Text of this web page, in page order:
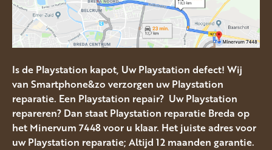
Is de Playstation kapot, Uw Playstation defect! Wij
van Smartphone&zo verzorgen uw Playstation
reparatie. Een Playstation repair? Uw Playstation
repareren? Dan staat Playstation reparatie Breda op
het Minervum 7448 voor u klaar. Het juiste adres voor
uw Playstation reparatie; Altijd 12 maanden garantie.